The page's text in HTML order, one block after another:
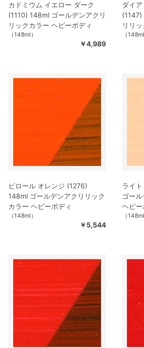
カドミウム イエロー ダーク
(1110) 148ml ゴールデンアクリ
リックカラー ヘビーボディ
（148ml）
￥4,989
ダイ
(1147)
リリ
（148ml
ピロール オレンジ (1276)
148ml ゴールデンアクリリック
カラー ヘビーボディ
（148ml）
￥5,544
ライ
ゴー
ヘビー
（148ml